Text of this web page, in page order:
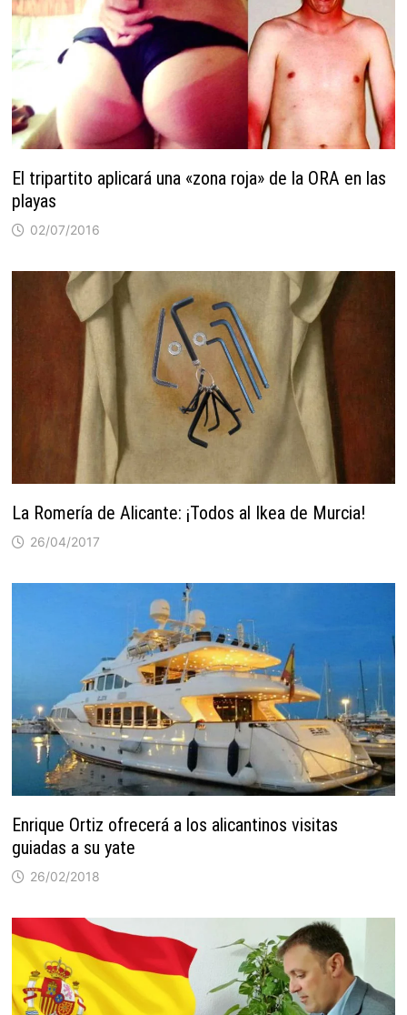
El tripartito aplicará una «zona roja» de la ORA en las
playas
02/07/2016
La Romería de Alicante: ¡Todos al Ikea de Murcia!
26/04/2017
Enrique Ortiz ofrecerá a los alicantinos visitas
guiadas a su yate
26/02/2018